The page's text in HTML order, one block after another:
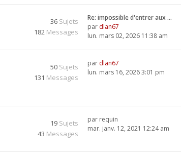
36 Sujets
182 Messages
Re: impossible d'entrer aux …
par dlan67
lun. mars 02, 2026 11:38 am
50 Sujets
131 Messages
par dlan67
lun. mars 16, 2026 3:01 pm
19 Sujets
43 Messages
par requin
mar. janv. 12, 2021 12:24 am